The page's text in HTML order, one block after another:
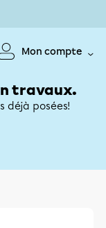
Mon compte
travaux.
déjà posées!